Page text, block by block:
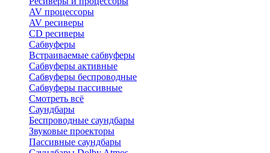
AV процессоры
AV ресиверы
CD ресиверы
Сабвуферы
Встраиваемые сабвуферы
Сабвуферы активные
Сабвуферы беспроводные
Сабвуферы пассивные
Смотреть всё
Саундбары
Беспроводные саундбары
Звуковые проекторы
Пассивные саундбары